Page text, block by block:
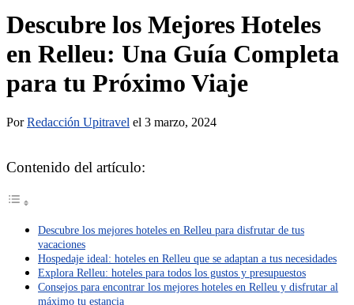
Descubre los Mejores Hoteles
en Relleu: Una Guía Completa
para tu Próximo Viaje
PorRedacción Upitravel el 3 marzo, 2024
Contenido del artículo:
Descubre los mejores hoteles en Relleu para disfrutar de tus
vacaciones
Hospedaje ideal: hoteles en Relleu que se adaptan a tus necesidades
Explora Relleu: hoteles para todos los gustos y presupuestos
Consejos para encontrar los mejores hoteles en Relleu y disfrutar al
máximo tu estancia